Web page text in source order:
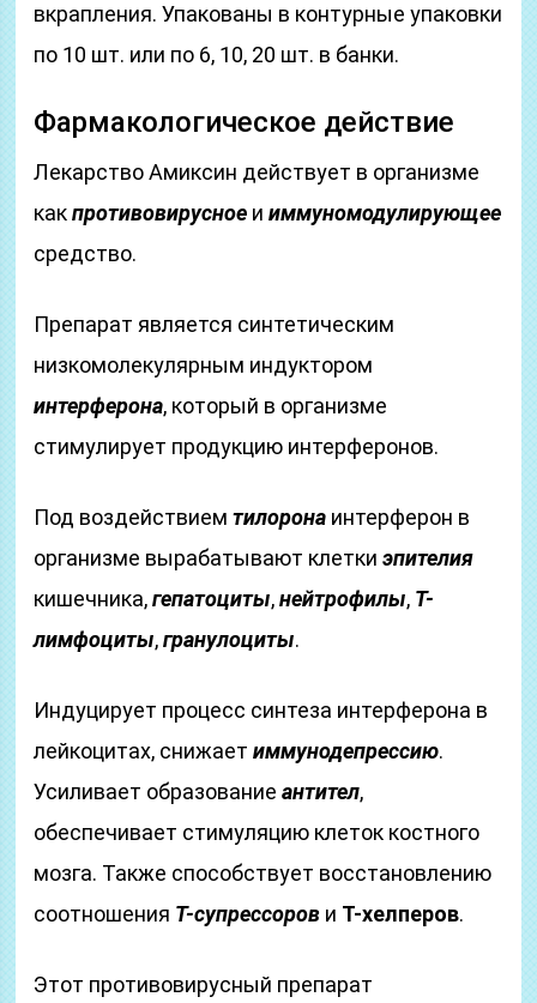
вкрапления. Упакованы в контурные упаковки
по 10 шт. или по 6, 10, 20 шт. в банки.
Фармакологическое действие
Лекарство Амиксин действует в организме
какпротивовирусное ииммуномодулирующее
средство.
Препарат является синтетическим
низкомолекулярным индуктором
интерферона, который в организме
стимулирует продукцию интерферонов.
Под воздействиемтилорона интерферон в
организме вырабатывают клеткиэпителия
кишечника,гепатоциты,нейтрофилы, Т-
лимфоциты,гранулоциты.
Индуцирует процесс синтеза интерферона в
лейкоцитах, снижаетиммунодепрессию.
Усиливает образованиеантител,
обеспечивает стимуляцию клеток костного
мозга. Также способствует восстановлению
соотношения T-супрессоров и T-хелперов.
Этот противовирусный препарат